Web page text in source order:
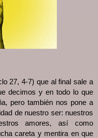
27, 4-7) que al final sale a
decimos y en todo lo que
pero también nos pone a
de nuestro ser: nuestros
amores, así como
careta y mentira en que